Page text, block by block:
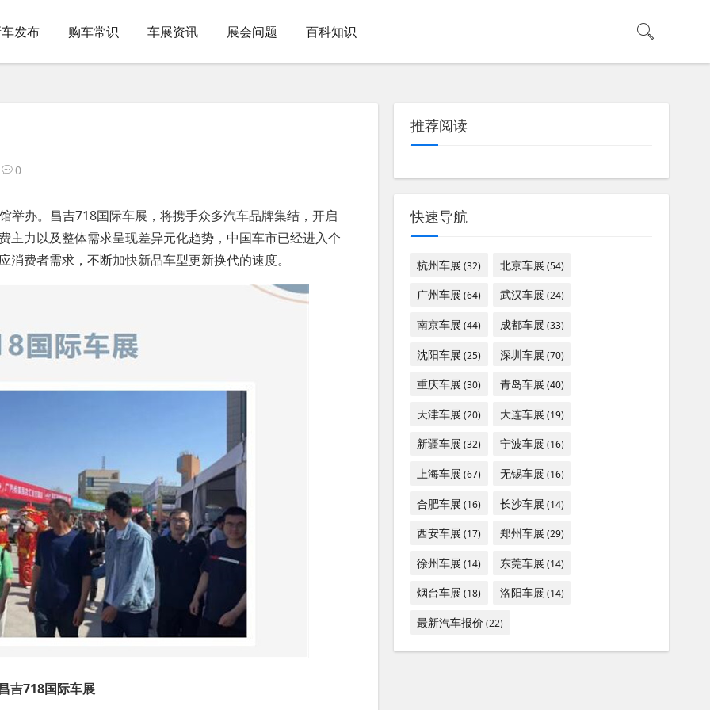
发布 购车常识 车展资讯 展会问题 百科知识
0
举办。昌吉718国际车展，将携手众多汽车品牌集结，开启
主力以及整体需求呈现差异元化趋势，中国车市已经进入个
费者需求，不断加快新品车型更新换代的速度。
吉718国际车展
推荐阅读
快速导航
杭州车展 (32) 北京车展 (54)
广州车展 (64) 武汉车展 (24)
南京车展 (44) 成都车展 (33)
沈阳车展 (25) 深圳车展 (70)
重庆车展 (30) 青岛车展 (40)
天津车展 (20) 大连车展 (19)
新疆车展 (32) 宁波车展 (16)
上海车展 (67) 无锡车展 (16)
合肥车展 (16) 长沙车展 (14)
西安车展 (17) 郑州车展 (29)
徐州车展 (14) 东莞车展 (14)
烟台车展 (18) 洛阳车展 (14)
最新汽车报价 (22)